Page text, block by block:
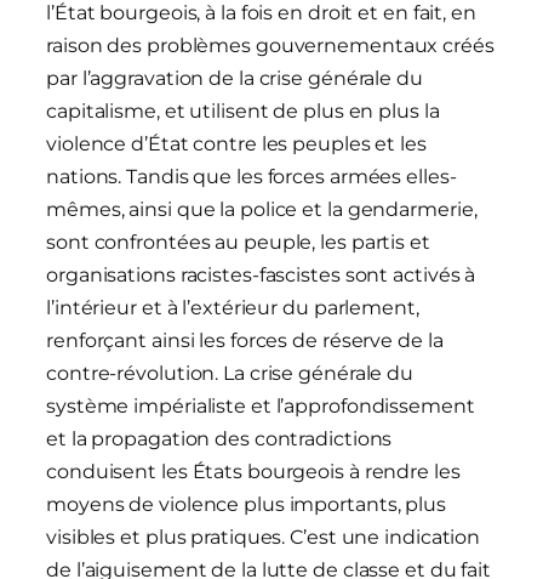
l’État bourgeois, à la fois en droit et en fait, en
raison des problèmes gouvernementaux créés
par l’aggravation de la crise générale du
capitalisme, et utilisent de plus en plus la
violence d’État contre les peuples et les
nations. Tandis que les forces armées elles-
mêmes, ainsi que la police et la gendarmerie,
sont confrontées au peuple, les partis et
organisations racistes-fascistes sont activés à
l’intérieur et à l’extérieur du parlement,
renforçant ainsi les forces de réserve de la
contre-révolution. La crise générale du
système impérialiste et l’approfondissement
et la propagation des contradictions
conduisent les États bourgeois à rendre les
moyens de violence plus importants, plus
visibles et plus pratiques. C’est une indication
de l’aiguisement de la lutte de classe et du fait